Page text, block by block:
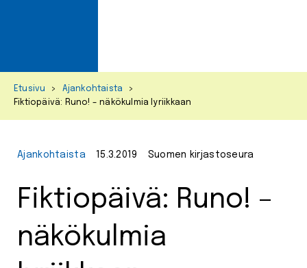
Etusivu > Ajankohtaista
>
Fiktiopäivä: Runo! – näkökulmia lyriikkaan
Ajankohtaista 15.3.2019 Suomen kirjastoseura
Fiktiopäivä: Runo! –
näkökulmia